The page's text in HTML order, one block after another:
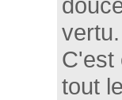
vertu.
C'est
tout